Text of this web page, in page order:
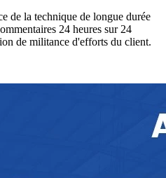
de la technique de longue durée
24 heures sur 24
de militance d'efforts du client.